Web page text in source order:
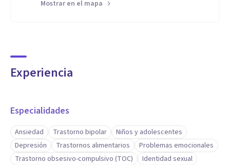
Mostrar en el mapa
Experiencia
Especialidades
Ansiedad Trastorno bipolar
Niños y adolescentes
Depresión
Trastornos alimentarios
Problemas emocionales
Trastorno obsesivo-compulsivo (TOC)
Identidad sexual